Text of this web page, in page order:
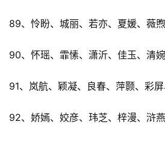
89、怜盼、城丽、若亦、夏媛、薇
90、怀瑶、霏愫、潇沂、佳玉、清
91、岚航、颖凝、良春、萍颢、彩
92、娇嫣、姣彦、玮芝、梓漫、浒